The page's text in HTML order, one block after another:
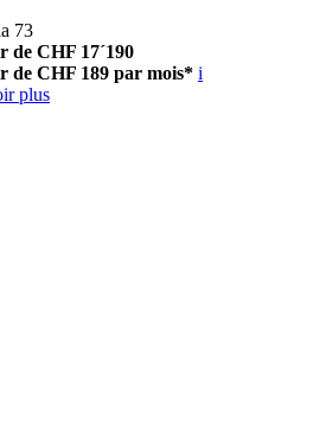
73
de CHF 17´190
de CHF 189 par mois* i
plus